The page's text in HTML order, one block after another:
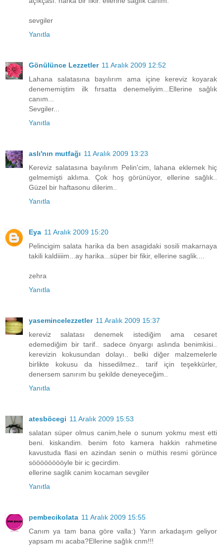
sevgiler
Yanıtla
Gönülünce Lezzetler 11 Aralık 2009 12:52
Lahana salatasına bayılırım ama içine kereviz koyarak
denememiştim ilk fırsatta denemeliyim...Ellerine sağlık
canım...
Sevgiler...
Yanıtla
aslı'nın mutfağı 11 Aralık 2009 13:23
Kereviz salatasına bayılırım Pelin'cim, lahana eklemek hiç
gelmemişti aklıma. Çok hoş görünüyor, ellerine sağlık..
Güzel bir haftasonu dilerim..
Yanıtla
Eya 11 Aralık 2009 15:20
Pelincigim salata harika da ben asagidaki sosili makarnaya
takili kaldiiiim...ay harika...süper bir fikir, ellerine saglik....
zehra
Yanıtla
yasemincelezzetler 11 Aralık 2009 15:37
kereviz salatası denemek istediğim ama cesaret
edemediğim bir tarif.. sadece önyargı aslında benimkisi..
kerevizin kokusundan dolayı.. belki diğer malzemelerle
birlikte kokusu da hissedilmez.. tarif için teşekkürler,
denersem sanırım bu şekilde deneyeceğim..
Yanıtla
atesböcegi 11 Aralık 2009 15:53
salatan süper olmus canim,hele o sunum yokmu mest etti
beni. kiskandim. benim foto kamera hakkin rahmetine
kavustuda flasi en azindan senin o müthis resmi görünce
sööööööööyle bir ic gecirdim.
ellerine saglik canim kocaman sevgiler
Yanıtla
pembecikolata 11 Aralık 2009 15:55
Canım ya tam bana göre valla:) Yarın arkadaşım geliyor
yapsam mı acaba?Ellerine sağlık cnm!!!